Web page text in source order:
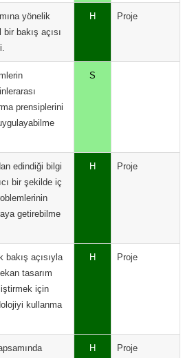
yönelik
bakış açısı
H Proje
prensiplerini
S
edindiği bilgi
bir şekilde iç
getirebilme
H Proje
açısıyla
tasarım
için
kullanma
H Proje
H Proje